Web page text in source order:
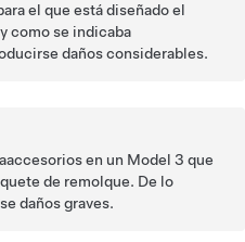
el que está diseñado el
como se indicaba
daños considerables.
en un Model 3 que
de remolque. De lo
daños graves.